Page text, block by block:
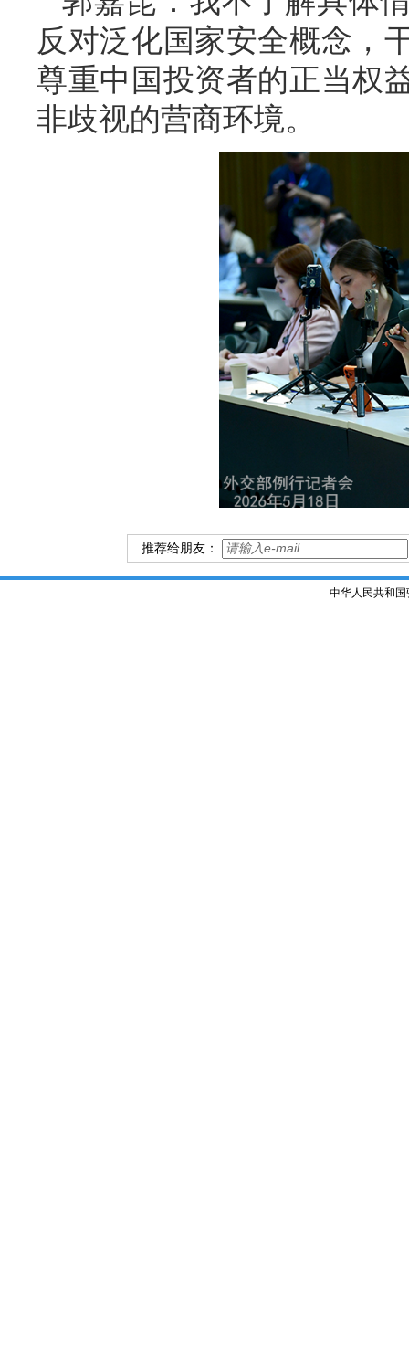
反对泛化国家安全概念，
尊重中国投资者的正当权
非歧视的营商环境。
推荐给朋友：
中华人民共和